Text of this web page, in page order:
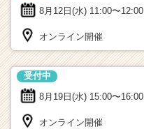
8月12日(水) 11:00〜12:00
オンライン開催
8月19日(水) 15:00〜16:00
受付中
オンライン開催